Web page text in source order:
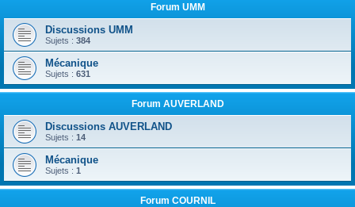
Forum UMM
Discussions UMM
Sujets : 384
Mécanique
Sujets : 631
Forum AUVERLAND
Discussions AUVERLAND
Sujets : 14
Mécanique
Sujets : 1
Forum COURNIL